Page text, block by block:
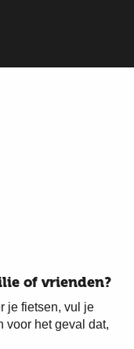
of vrienden?
je fietsen, vul je
voor het geval dat,